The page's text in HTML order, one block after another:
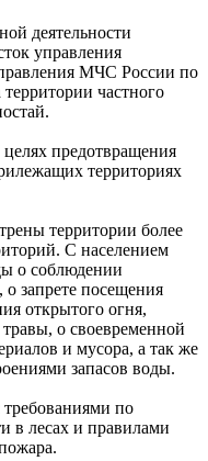
деятельности
управления
МЧС России по
частного
предотвращения
территориях
территории более
С населением
о соблюдении
запрете посещения
открытого огня,
о своевременной
и мусора, а так же
запасов воды.
по
в лесах и правилами